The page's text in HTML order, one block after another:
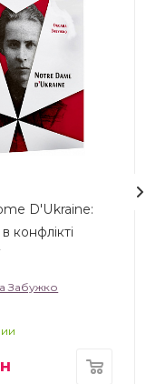
D'Ukraine:
конфлікті
Забужко